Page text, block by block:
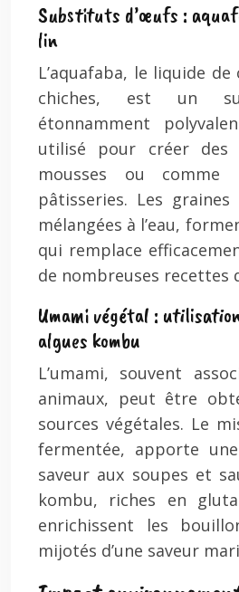
Substituts d’œufs :
lin
L’aquafaba, le liquide
chiches, est un
étonnamment
utilisé pour créer des
mousses ou
pâtisseries. Les
mélangées à l’eau,
qui remplace
de nombreuses recettes
Umami végétal :
algues kombu
L’umami, souvent
animaux, peut être
sources végétales. Le
fermentée, apporte
saveur aux soupes et
kombu, riches en
enrichissent les
mijotés d’une saveur